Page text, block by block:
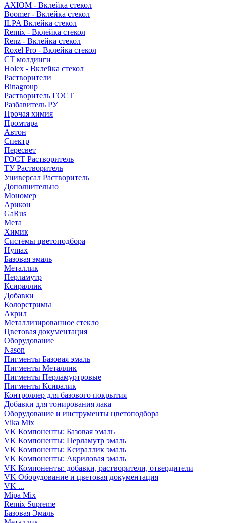
AXIOM - Вклейка стекол
Boomer - Вклейка стекол
ILPA Вклейка стекол
Remix - Вклейка стекол
Renz - Вклейка стекол
Roxel Pro - Вклейка стекол
СТ молдинги
Holex - Вклейка стекол
Растворители
Binagroup
Растворитель ГОСТ
Разбавитель РУ
Прочая химия
Промтара
Автон
Спектр
Пересвет
ГОСТ Растворитель
ТУ Растворитель
Универсал Растворитель
Дополнительно
Мономер
Арикон
GaRus
Мета
Химик
Системы цветоподбора
Hymax
Базовая эмаль
Металлик
Перламутр
Ксираллик
Добавки
Колорстримы
Акрил
Металлизированное стекло
Цветовая документация
Оборудование
Nason
Пигменты Базовая эмаль
Пигменты Металлик
Пигменты Перламуртровые
Пигменты Ксиралик
Контроллер для базового покрытия
Добавки для тонирования лака
Оборудование и инструменты цветоподбора
Vika Mix
VK Компоненты: Базовая эмаль
VK Компоненты: Перламутр эмаль
VK Компоненты: Ксираллик эмаль
VK Компоненты: Акриловая эмаль
VK Компоненты: добавки, растворители, отвердители
VK Оборудование и цветовая документация
VK ...
Mipa Mix
Remix Supreme
Базовая Эмаль